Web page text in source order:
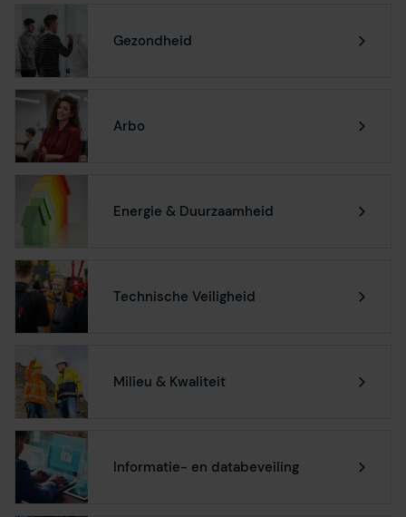
Gezondheid
Arbo
Energie & Duurzaamheid
Technische Veiligheid
Milieu & Kwaliteit
Informatie- en databeveiling